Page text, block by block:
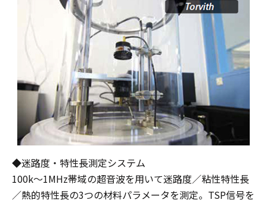
◆迷路度・特性長測定システム
100k～1MHz帯域の超音波を用いて迷路度／粘性特性長
／熱的特性長の3つの材料パラメータを測定。TSP信号を